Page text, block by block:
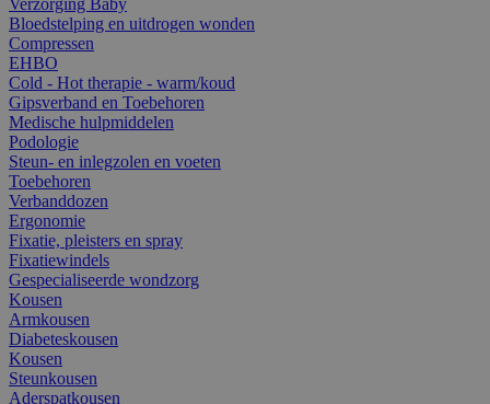
Bloedstelping en uitdrogen wonden
Compressen
EHBO
Cold - Hot therapie - warm/koud
Gipsverband en Toebehoren
Medische hulpmiddelen
Podologie
Steun- en inlegzolen en voeten
Toebehoren
Verbanddozen
Ergonomie
Fixatie, pleisters en spray
Fixatiewindels
Gespecialiseerde wondzorg
Kousen
Armkousen
Diabeteskousen
Kousen
Steunkousen
Aderspatkousen